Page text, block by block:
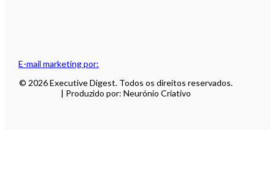
E-mail marketing por:
© 2026 Executive Digest. Todos os direitos reservados.
| Produzido por: Neurónio Criativo